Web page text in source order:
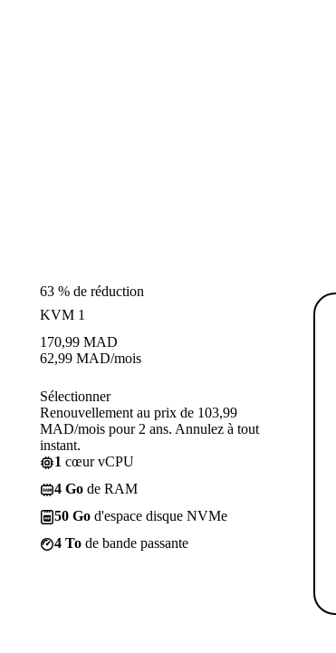
63 % de réduction
KVM 1
170,99 MAD
62,99 MAD/mois
Sélectionner
Renouvellement au prix de 103,99
MAD/mois pour 2 ans. Annulez à tout
instant.
1 cœur vCPU
4 Go de RAM
50 Go d'espace disque NVMe
4 To de bande passante